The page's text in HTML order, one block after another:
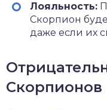
Лояльность:
Скорпион
даже если их
Скорпионов